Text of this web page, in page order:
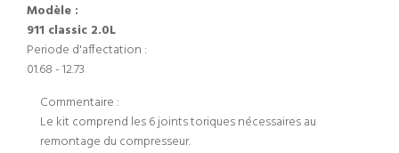
Modèle :
911 classic 2.0L
Periode d'affectation :
01.68 - 12.73
Commentaire :
Le kit comprend les 6 joints toriques nécessaires au
remontage du compresseur.